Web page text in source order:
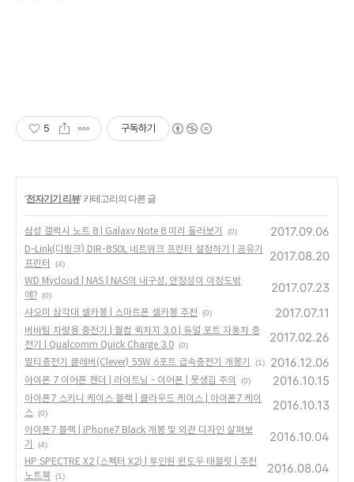
5 구독하기
'전자기기 리뷰' 카테고리의 다른 글
삼성 갤럭시 노트 8 | Galaxy Note 8 미리 둘러보기 (0) 2017.09.06
D-Link(디링크) DIR-850L 네트워크 프린터 설정하기 | 공유기
프린터
(4)
2017.08.20
WD Mycloud | NAS | NAS의 내구성, 안정성이 이정도밖
에? (0)
2017.07.23
샤오미 삼각대 셀카봉 | 스마트폰 셀카봉 추천 (0) 2017.07.11
버바팀 차량용 충전기 | 퀄컴 퀵차지 3.0 | 듀얼 포트 자동차 충
전기 | Qualcomm Quick Charge 3.0 (0)
2017.02.26
멀티충전기 클레버(Clever) 55W 6포트 급속충전기 개봉기 (1) 2016.12.06
아이폰 7 이어폰 젠더 | 라이트닝 - 이어폰 | 못생김 주의 (0) 2016.10.15
아이폰7 스키니 케이스 블랙 | 클라우드 케이스 | 아이폰7 케이
스 (0)
2016.10.13
아이폰7 블랙 | iPhone7 Black 개봉 및 외관 디자인 살펴보
기
(4)
2016.10.04
HP SPECTRE X2 (스펙터 X2) | 투인원 윈도우 태블릿 | 추천
노트북 (1)
2016.08.04